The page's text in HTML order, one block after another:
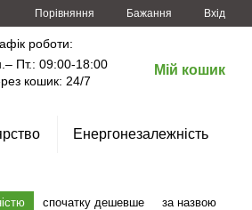
Порівняння Бажання Вхід
роботи:
Пт.: 09:00-18:00
кошик: 24/7
Мій кошик
Енергонезалежність
спочатку дешевше за назвою